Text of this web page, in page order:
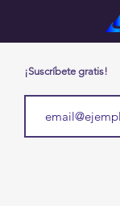
¡Suscríbete gratis!